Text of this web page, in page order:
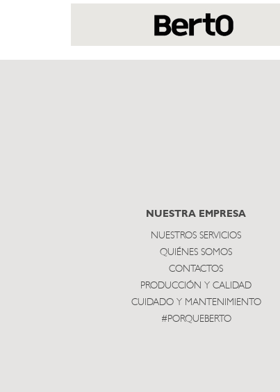
NUESTRA EMPRESA
NUESTROS SERVICIOS
QUIÉNES SOMOS
CONTACTOS
PRODUCCIÓN Y CALIDAD
CUIDADO Y MANTENIMIENTO
#PORQUEBERTO